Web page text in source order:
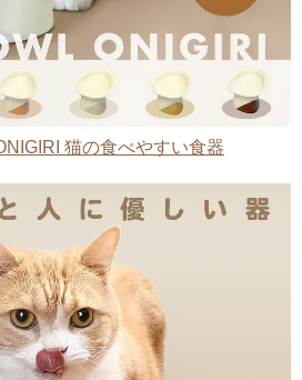
猫の食べやすい食器